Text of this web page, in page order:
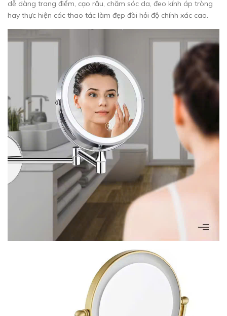
dễ dàng trang điểm, cạo râu, chăm sóc da, đeo kính áp tròng
hay thực hiện các thao tác làm đẹp đòi hỏi độ chính xác cao.